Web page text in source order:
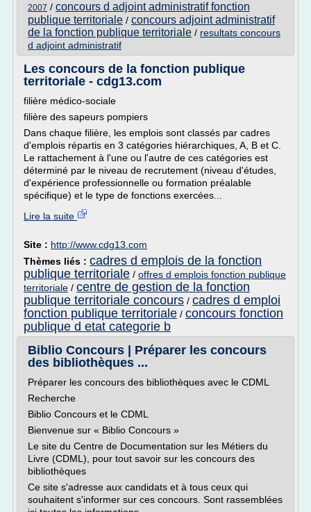
2007 / concours d adjoint administratif fonction
publique territoriale / concours adjoint administratif
de la fonction publique territoriale / resultats concours
d adjoint administratif
Les concours de la fonction publique
territoriale - cdg13.com
filière médico-sociale
filière des sapeurs pompiers
Dans chaque filière, les emplois sont classés par cadres
d'emplois répartis en 3 catégories hiérarchiques, A, B et C.
Le rattachement à l'une ou l'autre de ces catégories est
déterminé par le niveau de recrutement (niveau d'études,
d'expérience professionnelle ou formation préalable
spécifique) et le type de fonctions exercées...
Lire la suite
Site : http://www.cdg13.com
Thèmes liés : cadres d emplois de la fonction
publique territoriale / offres d emplois fonction publique
territoriale / centre de gestion de la fonction
publique territoriale concours / cadres d emploi
fonction publique territoriale / concours fonction
publique d etat categorie b
Biblio Concours | Préparer les concours
des bibliothèques ...
Préparer les concours des bibliothèques avec le CDML
Recherche
Biblio Concours et le CDML
Bienvenue sur « Biblio Concours »
Le site du Centre de Documentation sur les Métiers du
Livre (CDML), pour tout savoir sur les concours des
bibliothèques
Ce site s'adresse aux candidats et à tous ceux qui
souhaitent s'informer sur ces concours. Sont rassemblées